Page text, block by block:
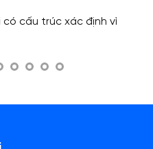
cấu trúc xác định vì